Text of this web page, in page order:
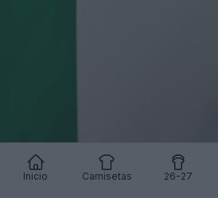
Inicio Camisetas 26-27